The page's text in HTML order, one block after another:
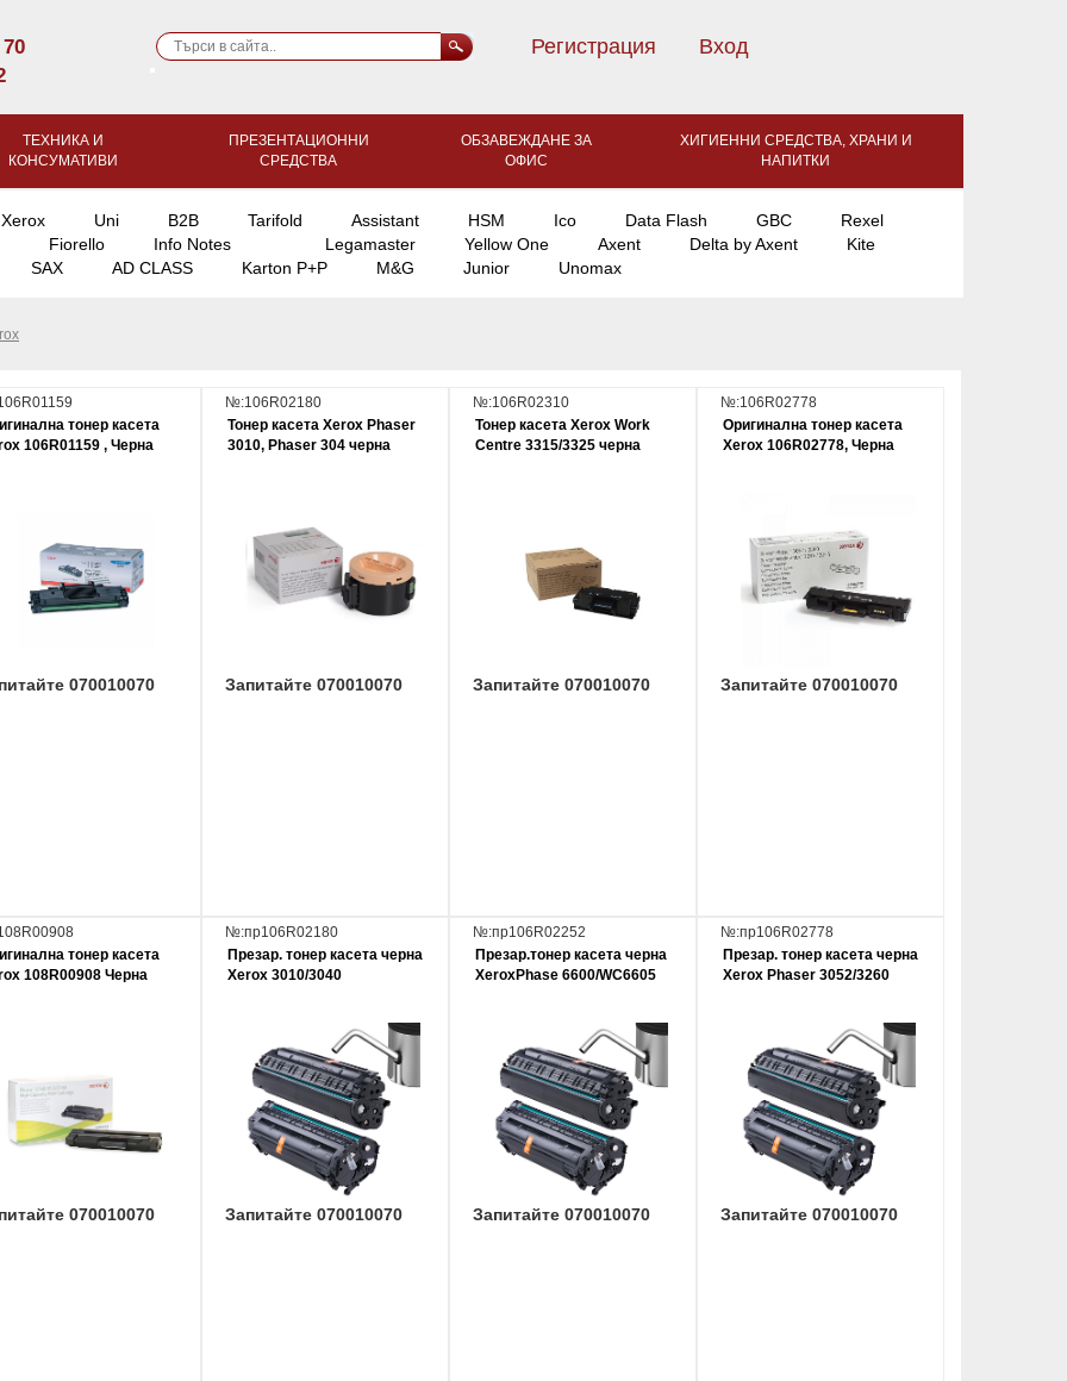
Регистрация Вход
ТЕХНИКА И
КОНСУМАТИВИ
ПРЕЗЕНТАЦИОННИ
СРЕДСТВА
ОБЗАВЕЖДАНЕ ЗА
ОФИС
ХИГИЕННИ СРЕДСТВА, ХРАНИ И
НАПИТКИ
Xerox Uni B2B Tarifold Assistant HSM Ico Data Flash GBC
Rexel
Fiorello
Info Notes Legamaster Yellow One Axent Delta by Axent
Kite
SAX
AD CLASS Karton P+P M&G Junior Unomax
тонер касета
106R01159 , Черна
070010070
№:106R02180
Тонер касета Xerox Phaser
3010, Phaser 304 черна
Запитайте 070010070
№:106R02310
Тонер касета Xerox Work
Centre 3315/3325 черна
Запитайте 070010070
№:106R02778
Оригинална тонер касета
Xerox 106R02778, Черна
Запитайте 070010070
тонер касета
108R00908 Черна
070010070
№:пр106R02180
Презар. тонер касета черна
Xerox 3010/3040
Запитайте 070010070
№:пр106R02252
Презар.тонер касета черна
XeroxPhase 6600/WC6605
Запитайте 070010070
№:пр106R02778
Презар. тонер касета черна
Xerox Phaser 3052/3260
Запитайте 070010070